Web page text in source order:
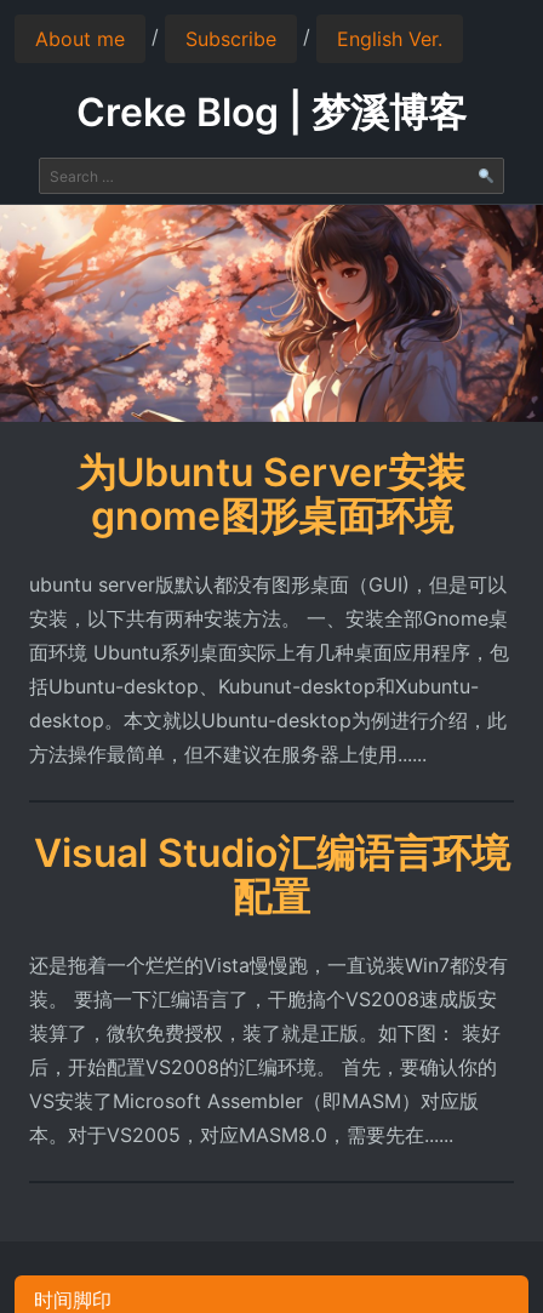
About me / Subscribe / English Ver.
Creke Blog | 梦溪博客
为Ubuntu Server安装
gnome图形桌面环境
ubuntu server版默认都没有图形桌面（GUI)，但是可以
安装，以下共有两种安装方法。 一、安装全部Gnome桌
面环境 Ubuntu系列桌面实际上有几种桌面应用程序，包
括Ubuntu-desktop、Kubunut-desktop和Xubuntu-
desktop。本文就以Ubuntu-desktop为例进行介绍，此
方法操作最简单，但不建议在服务器上使用......
Visual Studio汇编语言环境
配置
还是拖着一个烂烂的Vista慢慢跑，一直说装Win7都没有
装。 要搞一下汇编语言了，干脆搞个VS2008速成版安
装算了，微软免费授权，装了就是正版。如下图： 装好
后，开始配置VS2008的汇编环境。 首先，要确认你的
VS安装了Microsoft Assembler（即MASM）对应版
本。对于VS2005，对应MASM8.0，需要先在......
时间脚印